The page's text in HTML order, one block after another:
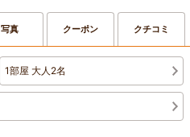
写真 クーポン クチコミ
1部屋 大人2名